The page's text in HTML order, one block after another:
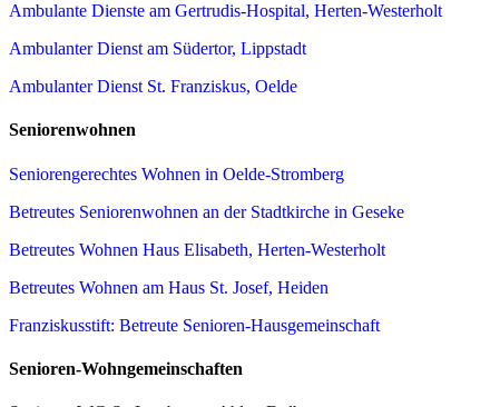
Ambulante Dienste am Gertrudis-Hospital, Herten-Westerholt
Ambulanter Dienst am Südertor, Lippstadt
Ambulanter Dienst St. Franziskus, Oelde
Seniorenwohnen
Seniorengerechtes Wohnen in Oelde-Stromberg
Betreutes Seniorenwohnen an der Stadtkirche in Geseke
Betreutes Wohnen Haus Elisabeth, Herten-Westerholt
Betreutes Wohnen am Haus St. Josef, Heiden
Franziskusstift: Betreute Senioren-Hausgemeinschaft
Senioren-Wohngemeinschaften